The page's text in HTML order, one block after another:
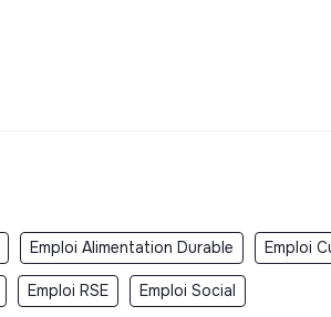
Emploi Alimentation Durable Emploi
Emploi RSE Emploi Social